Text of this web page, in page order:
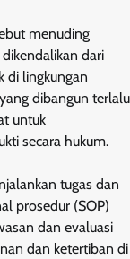
menuding
dari
di lingkungan
dibangun terlalu
untuk
secara hukum.
tugas dan
prosedur (SOP)
dan evaluasi
dan ketertiban di